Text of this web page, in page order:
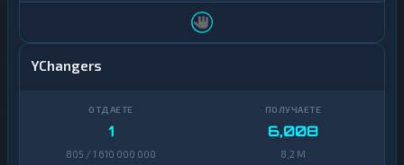
YChangers
1
805 / 1 610 000 000
6,008
8,2 M